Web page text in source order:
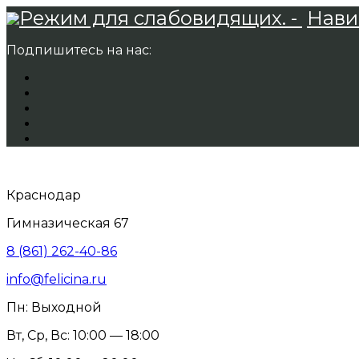
Режим для слабовидящих. -
Подпишитесь на нас:
Краснодар
Гимназическая 67
8 (861) 262-40-86
info@felicina.ru
Пн: Выходной
Вт, Ср, Вс: 10:00 — 18:00